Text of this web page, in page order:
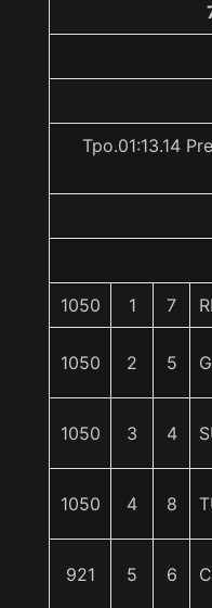
Tpo.01:13.14
1050 1 7
1050 2 5
1050 3 4
1050 4 8
921 5 6